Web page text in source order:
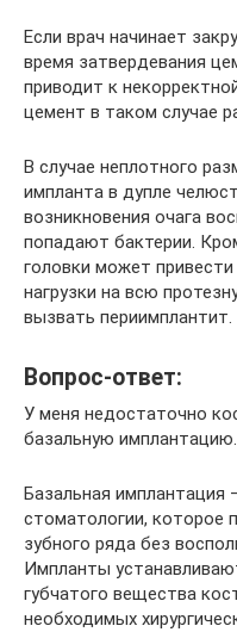
Если врач начинает
время затвердевания
приводит к
цемент в таком случае
В случае неплотного
импланта в дупле
возникновения очага
попадают бактерии.
головки может
нагрузки на всю
вызвать периимплантит.
Вопрос-ответ:
У меня недостаточно
базальную
Базальная имплантация
стоматологии, которое
зубного ряда без
Импланты
губчатого вещества
необходимых